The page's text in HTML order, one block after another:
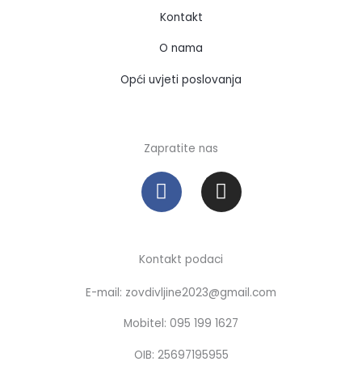
Kontakt
O nama
Opći uvjeti poslovanja
Zapratite nas
F
a
c
b
o
o
k
I
n
s
a
r
a
m
Kontakt podaci
E-mail: zovdivljine2023@gmail.com
Mobitel: 095 199 1627
OIB: 25697195955